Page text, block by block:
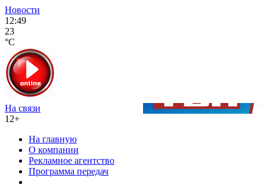
Новости
12:49
23
°C
На связи
12+
На главную
О компании
Рекламное агентство
Программа передач